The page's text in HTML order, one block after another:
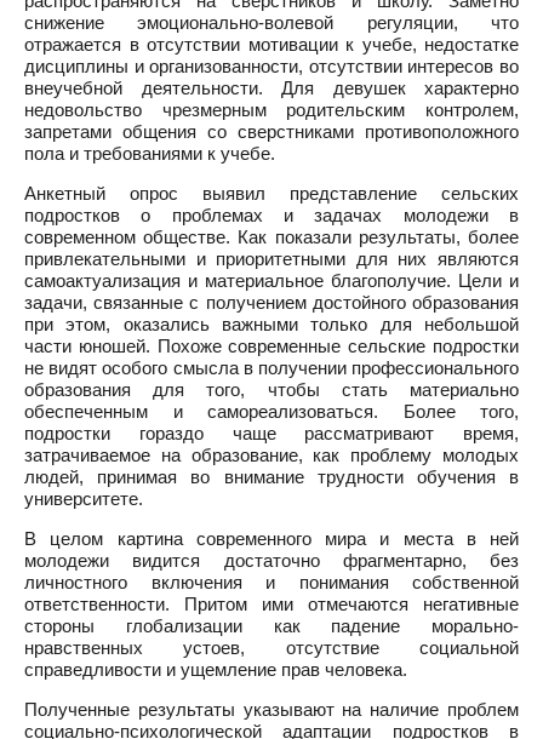
снижение эмоционально-волевой регуляции, что
отражается в отсутствии мотивации к учебе, недостатке
дисциплины и организованности, отсутствии интересов во
внеучебной деятельности. Для девушек характерно
недовольство чрезмерным родительским контролем,
запретами общения со сверстниками противоположного
пола и требованиями к учебе.
Анкетный опрос выявил представление сельских
подростков о проблемах и задачах молодежи в
современном обществе. Как показали результаты, более
привлекательными и приоритетными для них являются
самоактуализация и материальное благополучие. Цели и
задачи, связанные с получением достойного образования
при этом, оказались важными только для небольшой
части юношей. Похоже современные сельские подростки
не видят особого смысла в получении профессионального
образования для того, чтобы стать материально
обеспеченным и самореализоваться. Более того,
подростки гораздо чаще рассматривают время,
затрачиваемое на образование, как проблему молодых
людей, принимая во внимание трудности обучения в
университете.
В целом картина современного мира и места в ней
молодежи видится достаточно фрагментарно, без
личностного включения и понимания собственной
ответственности. Притом ими отмечаются негативные
стороны глобализации как падение морально-
нравственных устоев, отсутствие социальной
справедливости и ущемление прав человека.
Полученные результаты указывают на наличие проблем
социально-психологической адаптации подростков в